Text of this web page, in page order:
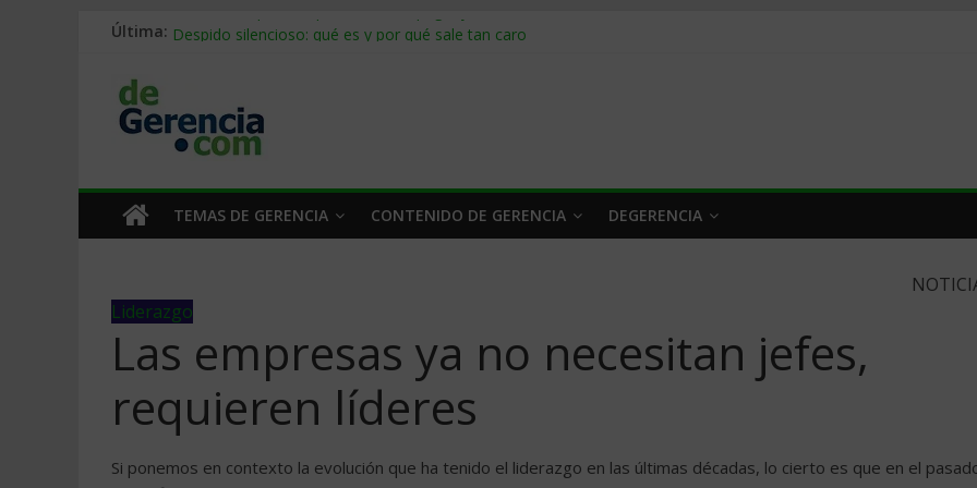
Última: Stablecoins para empresas: cómo pagar y cobrar en 2026
Trabajo forzoso en la cadena de suministro: qué hacer
Mercado hispano de EE. UU.: cómo segmentarlo y venderle
TEMAS DE GERENCIA CONTENIDO DE GERENCIA DEGERENCIA
Liderazgo
Las empresas ya no necesitan jefes,
requieren líderes
Si ponemos en contexto la evolución que ha tenido el liderazgo en las últimas décadas, lo cierto es que en el